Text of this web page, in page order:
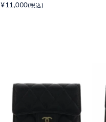
¥11,000(税込)